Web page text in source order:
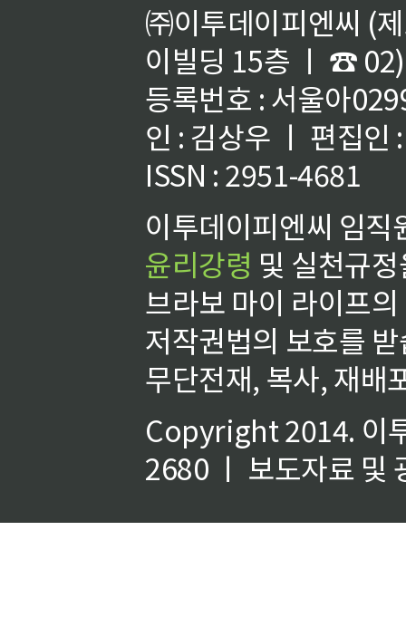
㈜이투데이피엔씨 (
이빌딩 15층 ㅣ ☎
등록번호 : 서울아
인 : 김상우 ㅣ 편집인
ISSN : 2951-4681
이투데이피엔씨 임
윤리강령 및 실천규
브라보 마이 라이프
저작권법의 보호를
무단전재, 복사, 재배
Copyright 2014. 이
2680 ㅣ 보도자료